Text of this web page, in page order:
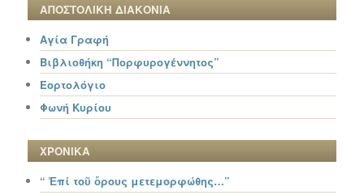
ΑΠΟΣΤΟΛΙΚΗ ΔΙΑΚΟΝΙΑ
Αγία Γραφή
Βιβλιοθήκη “Πορφυρογέννητος”
Εορτολόγιο
Φωνή Κυρίου
ΧΡΟΝΙΚΑ
“ Ἐπί τοῦ ὄρους μετεμορφώθης…”